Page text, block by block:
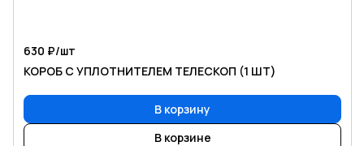
630 ₽/шт
КОРОБ С УПЛОТНИТЕЛЕМ ТЕЛЕСКОП (1 ШТ)
В корзину
В корзине